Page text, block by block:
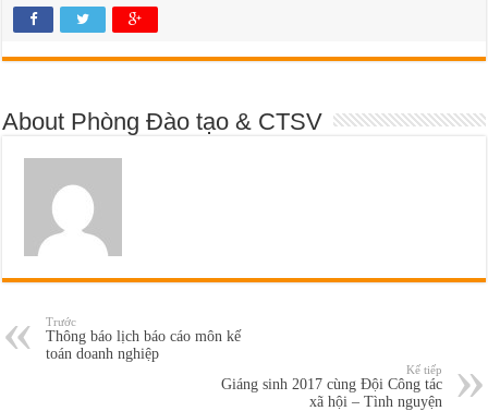
About Phòng Đào tạo & CTSV
Trước
Thông báo lịch báo cáo môn kế
toán doanh nghiệp
Kế tiếp
Giáng sinh 2017 cùng Đội Công tác
xã hội – Tình nguyện